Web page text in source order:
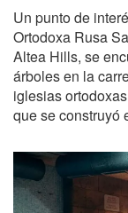
Un punto de
Ortodoxa Rusa
Altea Hills, se
árboles en la
iglesias
que se construyó